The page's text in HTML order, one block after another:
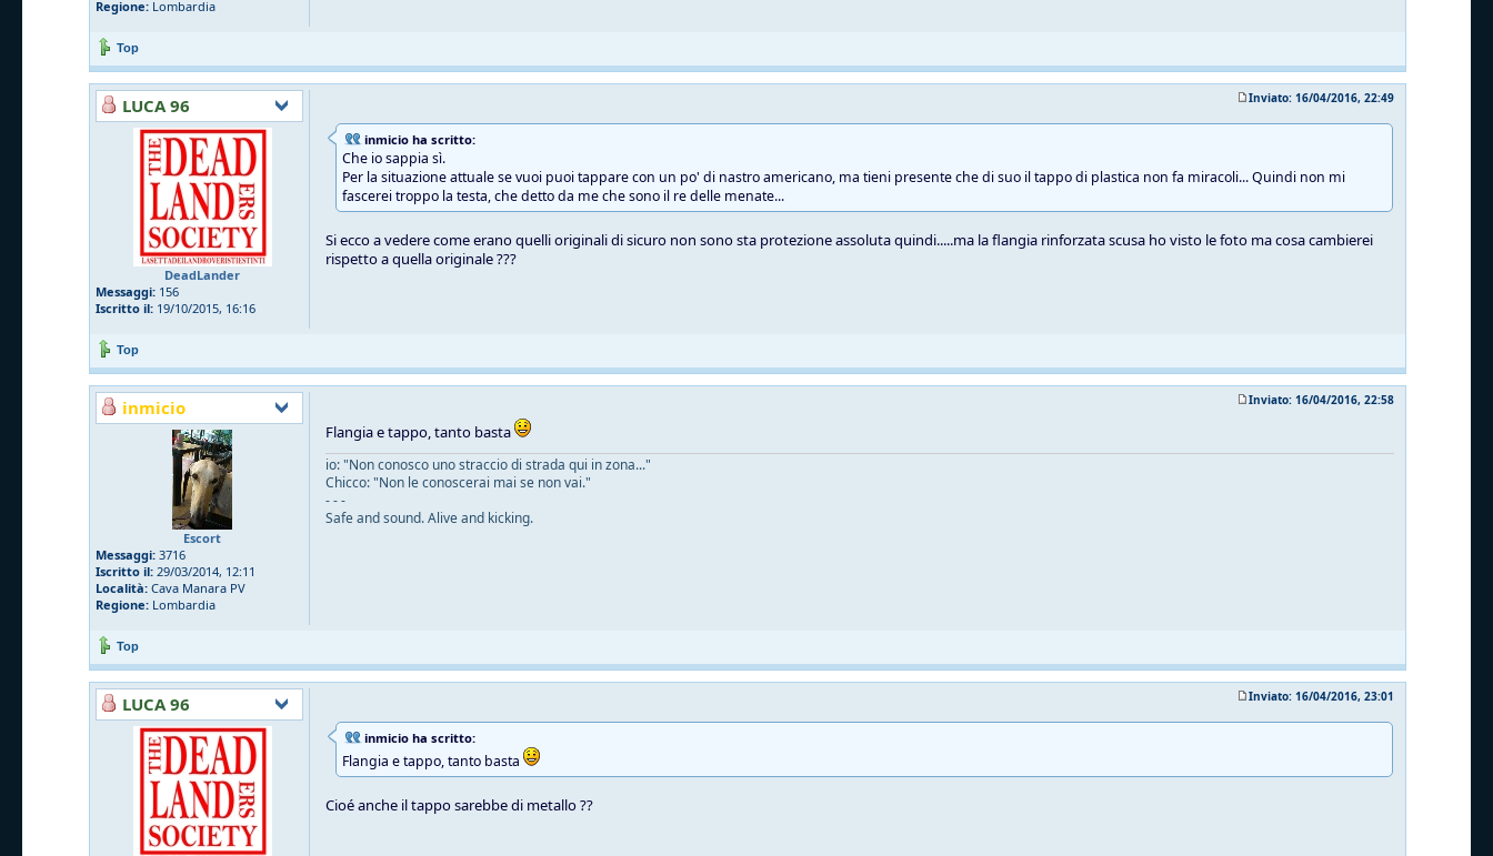
Regione: Lombardia
Top
LUCA 96
DeadLander
Messaggi: 156
Iscritto il: 19/10/2015, 16:16
Inviato: 16/04/2016, 22:49
inmicio ha scritto:
Che io sappia sì.
Per la situazione attuale se vuoi puoi tappare con un po' di nastro americano, ma tieni presente che di suo il tappo di plastica non fa miracoli... Quindi non mi
fascerei troppo la testa, che detto da me che sono il re delle menate...
Si ecco a vedere come erano quelli originali di sicuro non sono sta protezione assoluta quindi.....ma la flangia rinforzata scusa ho visto le foto ma cosa cambierei
rispetto a quella originale ???
Top
inmicio
Escort
Messaggi: 3716
Iscritto il: 29/03/2014, 12:11
Località: Cava Manara PV
Regione: Lombardia
Inviato: 16/04/2016, 22:58
Flangia e tappo, tanto basta
io: "Non conosco uno straccio di strada qui in zona..."
Chicco: "Non le conoscerai mai se non vai."
- - -
Safe and sound. Alive and kicking.
Top
LUCA 96 Inviato: 16/04/2016, 23:01
inmicio ha scritto:
Flangia e tappo, tanto basta
Cioé anche il tappo sarebbe di metallo ??